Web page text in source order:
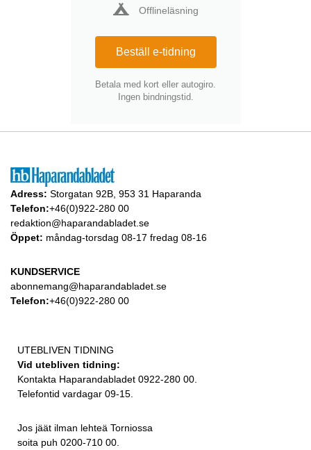
Offlineläsning
Beställ e-tidning
Betala med kort eller autogiro.
Ingen bindningstid.
Adress: Storgatan 92B, 953 31 Haparanda
Telefon:+46(0)922-280 00
redaktion@haparandabladet.se
Öppet: måndag-torsdag 08-17 fredag 08-16
KUNDSERVICE
abonnemang@haparandabladet.se
Telefon:+46(0)922-280 00
UTEBLIVEN TIDNING
Vid utebliven tidning:
Kontakta Haparandabladet 0922-280 00.
Telefontid vardagar 09-15.
Jos jäät ilman lehteä Torniossa
soita puh 0200-710 00.